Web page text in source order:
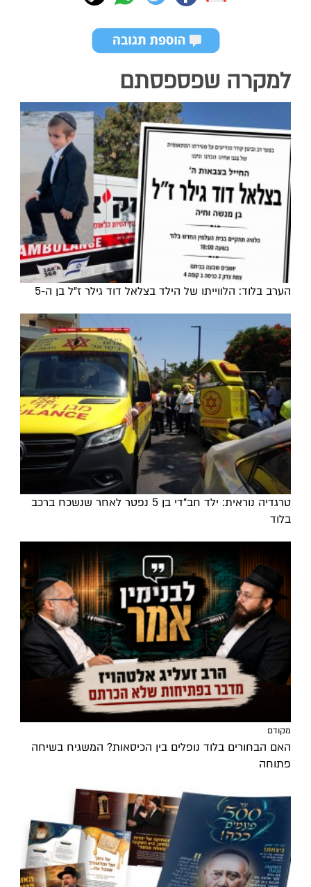
למקרה שפספסתם
הערב בלוד: הלווייתו של הילד בצלאל דוד גילר ז"ל בן ה-5
טרגדיה נוראית: ילד חב"די בן 5 נפטר לאחר שנשכח ברכב
בלוד
מקודם
האם הבחורים בלוד נופלים בין הכיסאות? המשגיח בשיחה
פתוחה